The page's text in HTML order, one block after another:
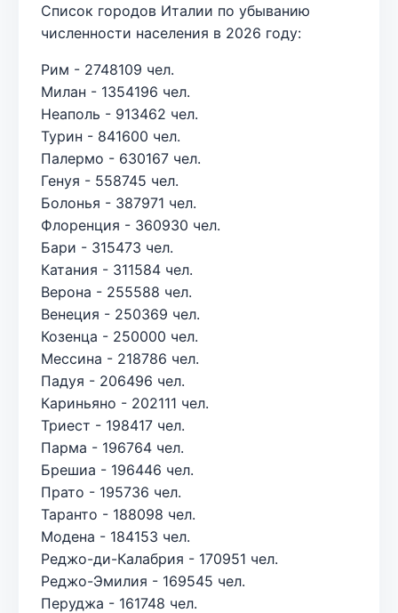
Список городов Италии по убыванию
численности населения в 2026 году:
Рим - 2748109 чел.
Милан - 1354196 чел.
Неаполь - 913462 чел.
Турин - 841600 чел.
Палермо - 630167 чел.
Генуя - 558745 чел.
Болонья - 387971 чел.
Флоренция - 360930 чел.
Бари - 315473 чел.
Катания - 311584 чел.
Верона - 255588 чел.
Венеция - 250369 чел.
Козенца - 250000 чел.
Мессина - 218786 чел.
Падуя - 206496 чел.
Кариньяно - 202111 чел.
Триест - 198417 чел.
Парма - 196764 чел.
Брешиа - 196446 чел.
Прато - 195736 чел.
Таранто - 188098 чел.
Модена - 184153 чел.
Реджо-ди-Калабрия - 170951 чел.
Реджо-Эмилия - 169545 чел.
Перуджа - 161748 чел.